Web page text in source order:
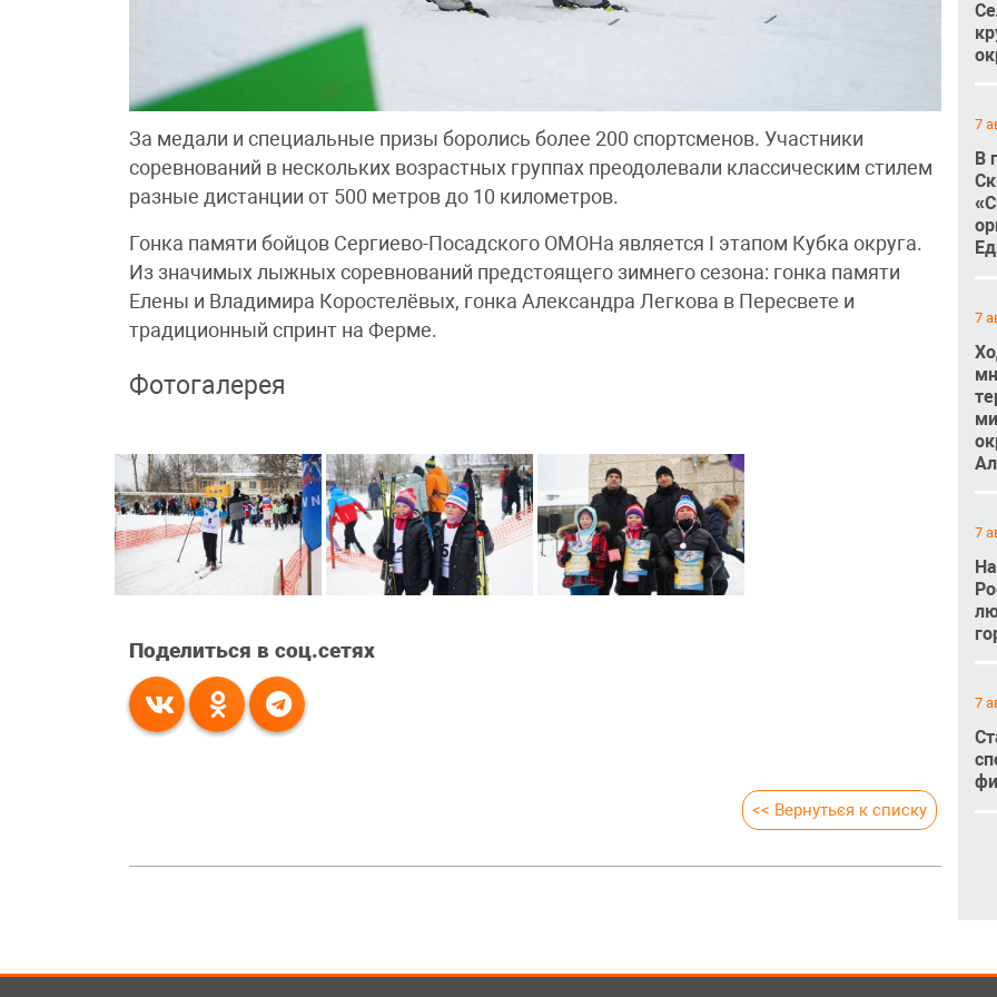
За медали и специальные призы боролись более 200 спортсменов. Участники
соревнований в нескольких возрастных группах преодолевали классическим стилем
разные дистанции от 500 метров до 10 километров.
Гонка памяти бойцов Сергиево-Посадского ОМОНа является I этапом Кубка округа.
Из значимых лыжных соревнований предстоящего зимнего сезона: гонка памяти
Елены и Владимира Коростелёвых, гонка Александра Легкова в Пересвете и
традиционный спринт на Ферме.
Фотогалерея
Поделиться в соц.сетях
<< Вернуться к списку
7
В
7
7
7